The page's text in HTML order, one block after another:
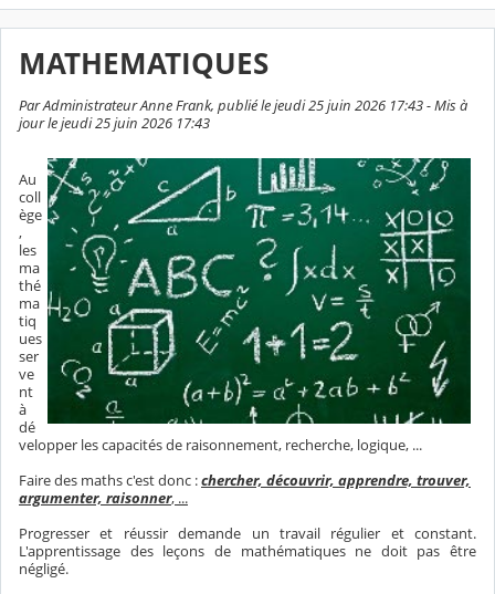
MATHEMATIQUES
Par Administrateur Anne Frank, publié le jeudi 25 juin 2026 17:43 - Mis à
jour le jeudi 25 juin 2026 17:43
Au
coll
ège
,
les
ma
thé
ma
tiq
ues
ser
ve
nt
à
dé
velopper les capacités de raisonnement, recherche, logique, ...
Faire des maths c'est donc :chercher, découvrir, apprendre, trouver,
argumenter, raisonner, ...
Progresser et réussir demande un travail régulier et constant.
L'apprentissage des leçons de mathématiques ne doit pas être
négligé.